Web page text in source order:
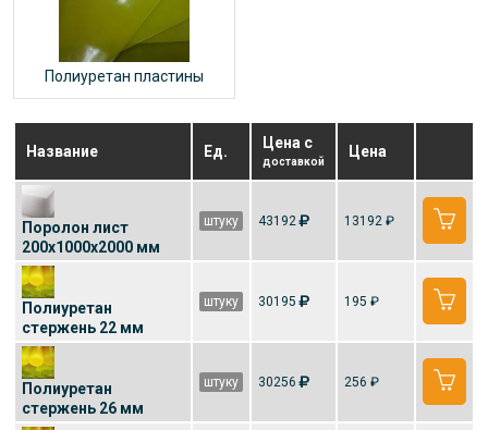
Полиуретан пластины
Название Ед. Цена с
доставкой
Цена
Поролон лист
200x1000x2000 мм
штуку 43192 13192 ₽
Полиуретан
стержень 22 мм
штуку 30195 195 ₽
Полиуретан
стержень 26 мм
штуку 30256 256 ₽